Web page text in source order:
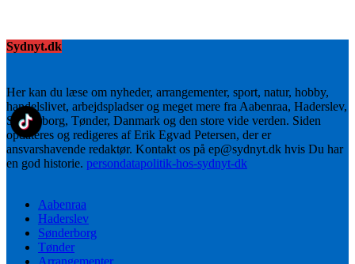
Sydnyt.dk
Her kan du læse om nyheder, arrangementer, sport, natur, hobby,
handelslivet, arbejdspladser og meget mere fra Aabenraa, Haderslev,
Sønderborg, Tønder, Danmark og den store vide verden. Siden
opdateres og redigeres af Erik Egvad Petersen, der er
ansvarshavende redaktør. Kontakt os på ep@sydnyt.dk hvis Du har
en god historie. persondatapolitik-hos-sydnyt-dk
Aabenraa
Haderslev
Sønderborg
Tønder
Arrangementer